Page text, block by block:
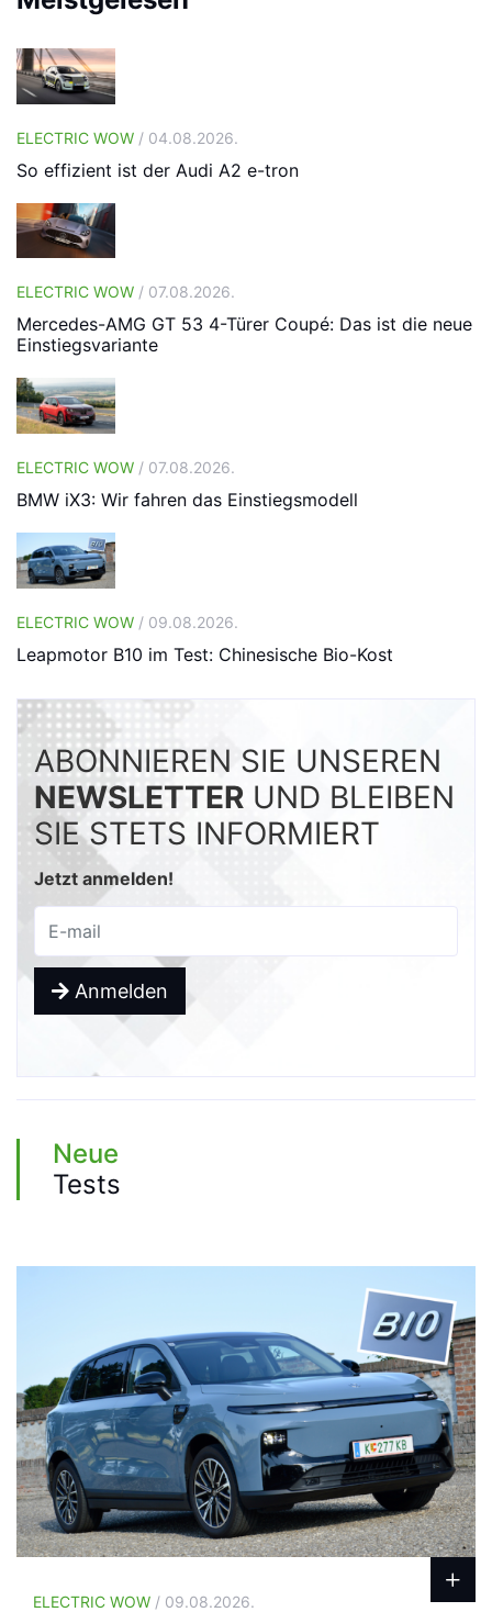
ELECTRIC WOW / 04.08.2026.
So effizient ist der Audi A2 e-tron
ELECTRIC WOW / 07.08.2026.
Mercedes-AMG GT 53 4-Türer Coupé: Das ist die neue
Einstiegsvariante
ELECTRIC WOW / 07.08.2026.
BMW iX3: Wir fahren das Einstiegsmodell
ELECTRIC WOW / 09.08.2026.
Leapmotor B10 im Test: Chinesische Bio-Kost
ABONNIEREN SIE UNSEREN
NEWSLETTER UND BLEIBEN
SIE STETS INFORMIERT
Jetzt anmelden!
Anmelden
Neue
Tests
ELECTRIC WOW / 09.08.2026.